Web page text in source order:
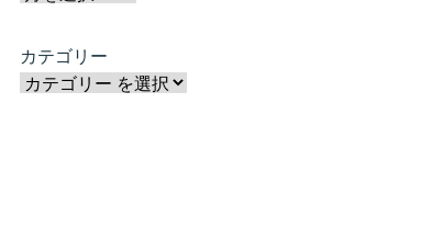
カテゴリー